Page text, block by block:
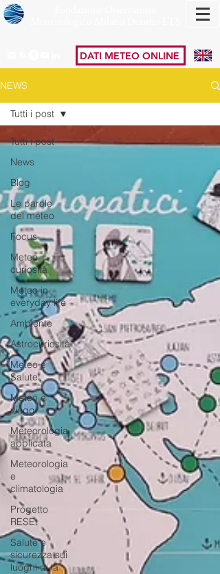
DATI METEO ONLINE
NEWS
Tutti i post
News
Blog
Le parole
del meteo
Focus
Meteo
curiosità
Meteo in
everyday life
Ambiente
Astrocuriosità
Meteo e
Salute
Meteo e
viaggi
Meteorologia
applicata
Meteorologia
e
climatologia
Progetto
RESEt
Salute e
sicurezza sui
luoghi di la
Tutti i post